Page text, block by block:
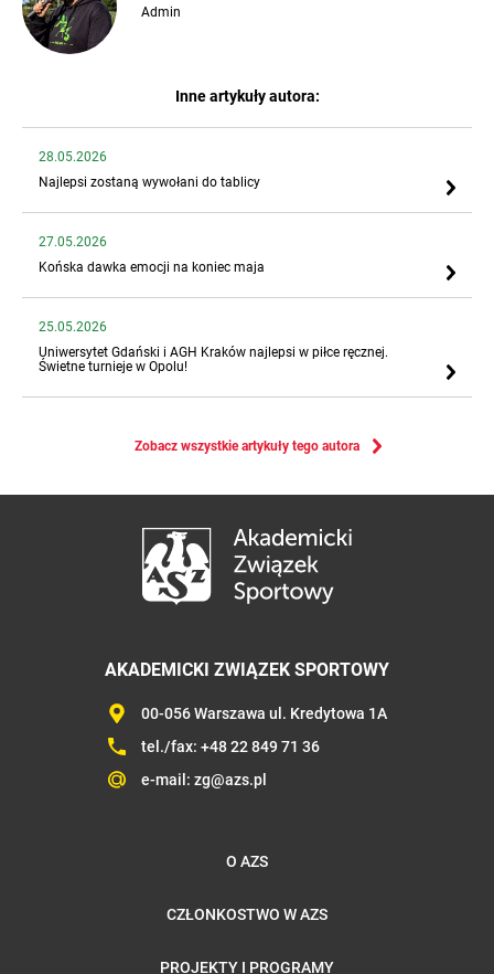
Admin
Inne artykuły autora:
28.05.2026
Najlepsi zostaną wywołani do tablicy
27.05.2026
Końska dawka emocji na koniec maja
25.05.2026
Uniwersytet Gdański i AGH Kraków najlepsi w piłce ręcznej.
Świetne turnieje w Opolu!
Zobacz wszystkie artykuły tego autora
AKADEMICKI ZWIĄZEK SPORTOWY
00-056 Warszawa ul. Kredytowa 1A
tel./fax: +48 22 849 71 36
e-mail: zg@azs.pl
O AZS
CZŁONKOSTWO W AZS
PROJEKTY I PROGRAMY